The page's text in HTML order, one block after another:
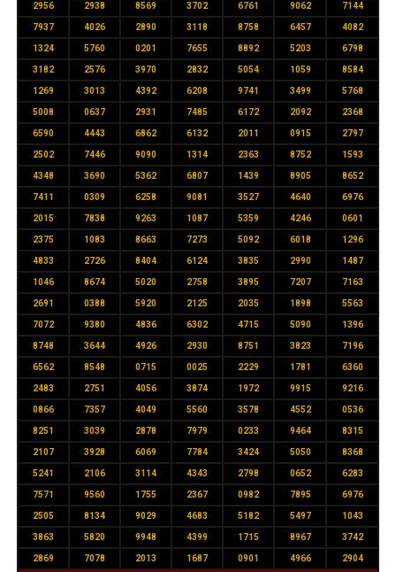
2956 2938 8569 3702 6761 9062 7144
7937 4026 2890 3118 8758 6457 4082
1324 5760 0201 7655 8892 5203 6798
3182 2576 3970 2832 5054 1059 8584
1269 3013 4392 6208 9741 3499 5768
5008 0637 2931 7485 6172 2092 2368
6590 4443 6862 6132 2011 0915 2797
2502 7446 9090 1314 2363 8752 1593
4348 3690 5362 6807 1439 8905 8652
7411 0309 6258 9081 3527 4640 6976
2015 7838 9263 1087 5359 4246 0601
2375 1083 8663 7273 5092 6018 1296
4833 2726 8404 6124 3835 2990 1487
1046 8674 5020 2758 3895 7207 7163
2691 0388 5920 2125 2035 1898 5563
7072 9380 4836 6302 4715 5090 1396
8748 3644 4926 2930 8751 3823 7196
6562 8548 0715 0025 2229 1781 6360
2483 2751 4056 3874 1972 9915 9216
0866 7357 4049 5560 3578 4552 0536
8251 3039 2878 7979 0233 9464 8315
2107 3928 6069 7784 3424 5050 8368
5241 2106 3114 4343 2798 0652 6283
7571 9560 1755 2367 0982 7895 6976
2505 8134 9029 4683 5182 5497 1043
3863 5820 9948 4399 1715 8967 3742
2869 7078 2013 1687 0901 4966 2904